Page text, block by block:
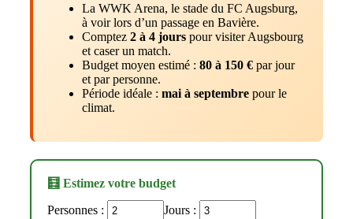
La WWK Arena, le stade du FC Augsburg,
à voir lors d’un passage en Bavière.
Comptez 2 à 4 jours pour visiter Augsbourg
et caser un match.
Budget moyen estimé : 80 à 150 € par jour
et par personne.
Période idéale : mai à septembre pour le
climat.
🧮 Estimez votre budget
Personnes :
Jours :